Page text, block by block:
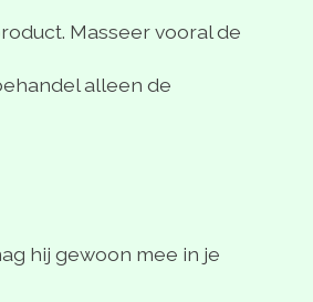
Masseer vooral de
alleen de
hij gewoon mee in je